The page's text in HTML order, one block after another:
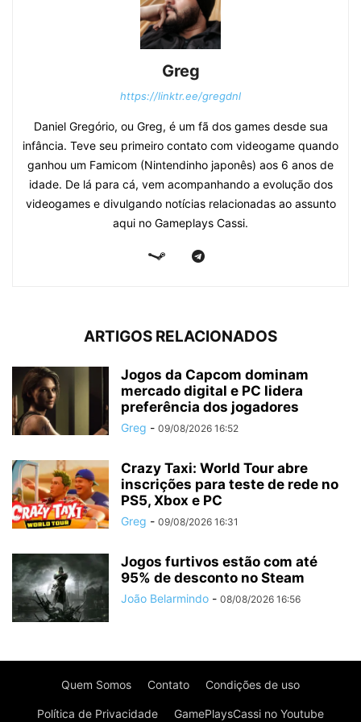
Greg
https://linktr.ee/gregdnl
Daniel Gregório, ou Greg, é um fã dos games desde sua
infância. Teve seu primeiro contato com videogame quando
ganhou um Famicom (Nintendinho japonês) aos 6 anos de
idade. De lá para cá, vem acompanhando a evolução dos
videogames e divulgando notícias relacionadas ao assunto
aqui no Gameplays Cassi.
ARTIGOS RELACIONADOS
Jogos da Capcom dominam
mercado digital e PC lidera
preferência dos jogadores
Greg - 09/08/2026 16:52
Crazy Taxi: World Tour abre
inscrições para teste de rede no
PS5, Xbox e PC
Greg - 09/08/2026 16:31
Jogos furtivos estão com até
95% de desconto no Steam
João Belarmindo - 08/08/2026 16:56
Quem Somos Contato Condições de uso
Política de Privacidade GamePlaysCassi no Youtube